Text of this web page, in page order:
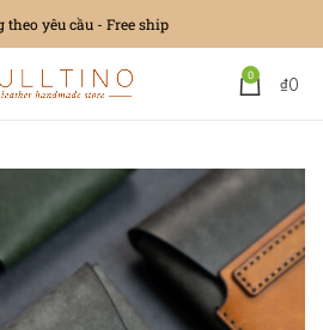
theo yêu cầu - Free ship
0 ₫0